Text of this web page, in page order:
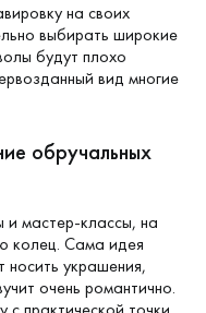
на своих
выбирать широкие
будут плохо
вид многие
обручальных
и мастер-классы, на
колец. Сама идея
носить украшения,
очень романтично.